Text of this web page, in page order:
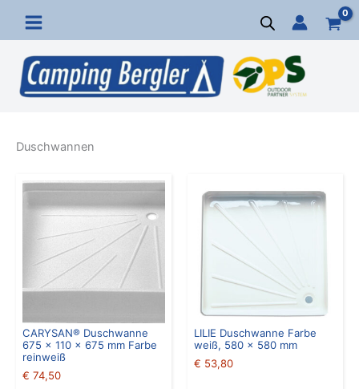
Inhalt
springen
Duschwannen
CARYSAN® Duschwanne
675 x 110 x 675 mm Farbe
reinweiß
€ 74,50
LILIE Duschwanne Farbe
weiß, 580 x 580 mm
€ 53,80